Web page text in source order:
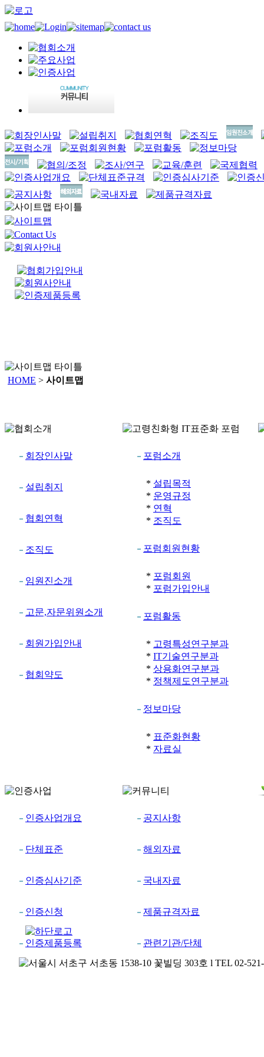
HOME > 사이트맵
회장인사말
설립취지
협회연혁
조직도
임원진소개
고문,자문위원소개
회원가입안내
협회약도
포럼소개
* 설립목적
* 운영규정
* 연혁
* 조직도
포럼회원현황
* 포럼회원
* 포럼가입안내
포럼활동
* 고령특성연구분과
* IT기술연구분과
* 상용화연구분과
* 정책제도연구분과
정보마당
* 표준화현황
* 자료실
인증사업개요
단체표준
인증심사기준
인증신청
인증제품등록
공지사항
해외자료
국내자료
제품규격자료
관련기관/단체